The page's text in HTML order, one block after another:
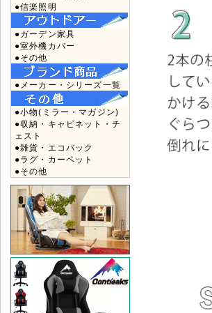
●信楽照明
●ガーデン家具
●室外機カバー
●その他
●メーカー・シリーズ一覧
●小物(ミラー・マガジン)
●収納・キャビネット・チ
ェスト
●雑貨・エコバック
●ラグ・カーペット
●その他